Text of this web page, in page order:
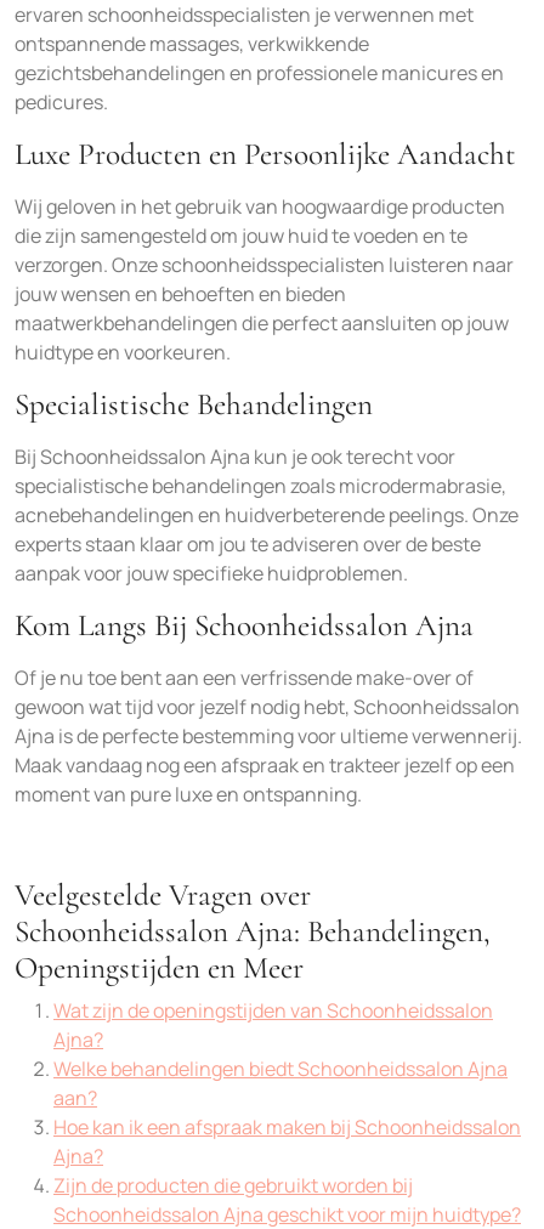
ervaren schoonheidsspecialisten je verwennen met
ontspannende massages, verkwikkende
gezichtsbehandelingen en professionele manicures en
pedicures.
Luxe Producten en Persoonlijke Aandacht
Wij geloven in het gebruik van hoogwaardige producten
die zijn samengesteld om jouw huid te voeden en te
verzorgen. Onze schoonheidsspecialisten luisteren naar
jouw wensen en behoeften en bieden
maatwerkbehandelingen die perfect aansluiten op jouw
huidtype en voorkeuren.
Specialistische Behandelingen
Bij Schoonheidssalon Ajna kun je ook terecht voor
specialistische behandelingen zoals microdermabrasie,
acnebehandelingen en huidverbeterende peelings. Onze
experts staan klaar om jou te adviseren over de beste
aanpak voor jouw specifieke huidproblemen.
Kom Langs Bij Schoonheidssalon Ajna
Of je nu toe bent aan een verfrissende make-over of
gewoon wat tijd voor jezelf nodig hebt, Schoonheidssalon
Ajna is de perfecte bestemming voor ultieme verwennerij.
Maak vandaag nog een afspraak en trakteer jezelf op een
moment van pure luxe en ontspanning.
Veelgestelde Vragen over
Schoonheidssalon Ajna: Behandelingen,
Openingstijden en Meer
Wat zijn de openingstijden van Schoonheidssalon
Ajna?
Welke behandelingen biedt Schoonheidssalon Ajna
aan?
Hoe kan ik een afspraak maken bij Schoonheidssalon
Ajna?
Zijn de producten die gebruikt worden bij
Schoonheidssalon Ajna geschikt voor mijn huidtype?